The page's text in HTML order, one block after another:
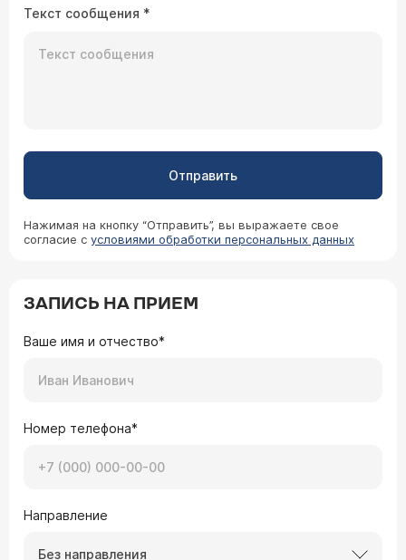
Текст сообщения *
Отправить
Нажимая на кнопку “Отправить”, вы выражаете свое
согласие с условиями обработки персональных данных
ЗАПИСЬ НА ПРИЕМ
Ваше имя и отчество*
Номер телефона*
Направление
Без направления